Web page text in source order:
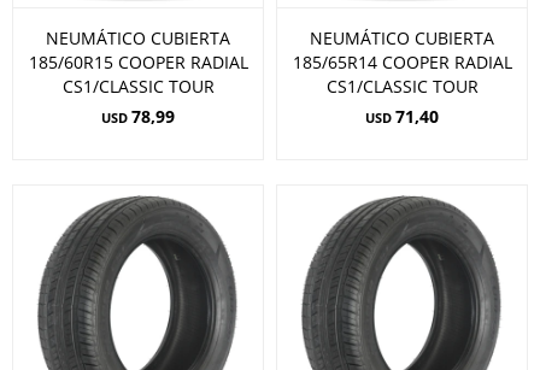
NEUMÁTICO CUBIERTA
185/60R15 COOPER RADIAL
CS1/CLASSIC TOUR
USD 78,99
NEUMÁTICO CUBIERTA
185/65R14 COOPER RADIAL
CS1/CLASSIC TOUR
USD 71,40